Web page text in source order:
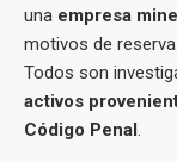
una empresa
motivos de reserva.
Todos son
activos
Código Penal .